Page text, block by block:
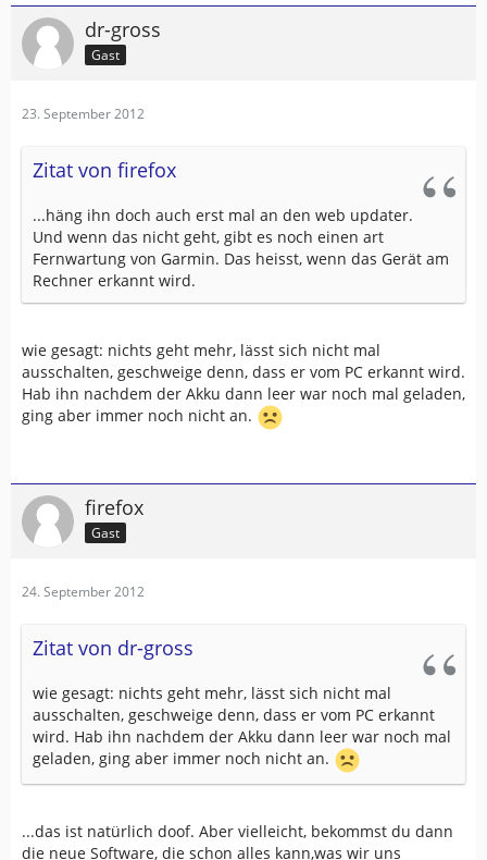
dr-gross
Gast
23. September 2012
Zitat von firefox
...häng ihn doch auch erst mal an den web updater.
Und wenn das nicht geht, gibt es noch einen art
Fernwartung von Garmin. Das heisst, wenn das Gerät am
Rechner erkannt wird.
wie gesagt: nichts geht mehr, lässt sich nicht mal
ausschalten, geschweige denn, dass er vom PC erkannt wird.
Hab ihn nachdem der Akku dann leer war noch mal geladen,
ging aber immer noch nicht an.
firefox
Gast
24. September 2012
Zitat von dr-gross
wie gesagt: nichts geht mehr, lässt sich nicht mal
ausschalten, geschweige denn, dass er vom PC erkannt
wird. Hab ihn nachdem der Akku dann leer war noch mal
geladen, ging aber immer noch nicht an.
...das ist natürlich doof. Aber vielleicht, bekommst du dann
die neue Software, die schon alles kann,was wir uns